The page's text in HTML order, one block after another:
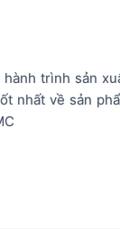
trình sản
nhất về sản